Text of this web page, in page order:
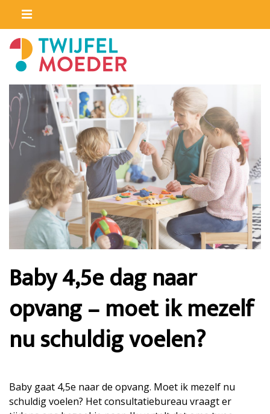
Baby 4,5e dag naar
opvang – moet ik mezelf
nu schuldig voelen?
Baby gaat 4,5e naar de opvang. Moet ik mezelf nu
schuldig voelen? Het consultatiebureau vraagt er